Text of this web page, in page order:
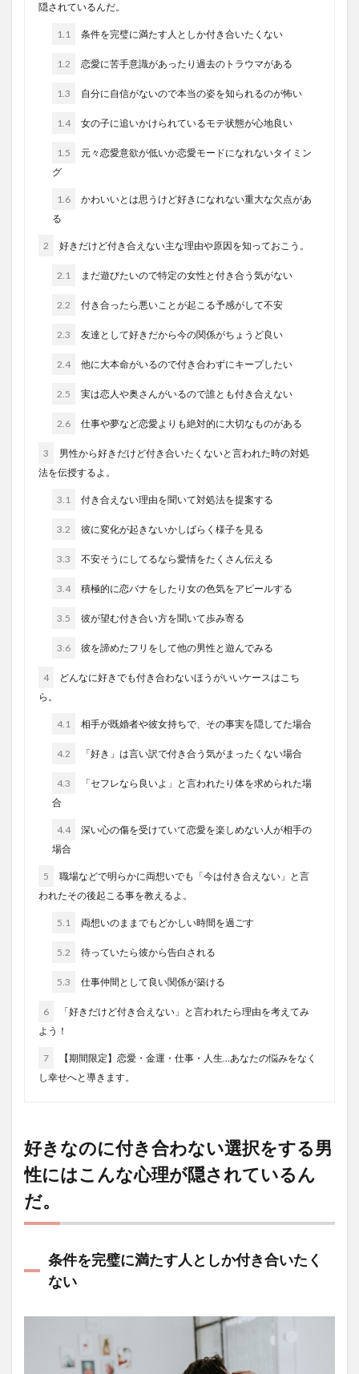
隠されているんだ。
1.1 条件を完璧に満たす人としか付き合いたくない
1.2 恋愛に苦手意識があったり過去のトラウマがある
1.3 自分に自信がないので本当の姿を知られるのが怖い
1.4 女の子に追いかけられているモテ状態が心地良い
1.5
元々恋愛意欲が低いか恋愛モードになれないタイミン
グ
1.6
かわいいとは思うけど好きになれない重大な欠点があ
る
2 好きだけど付き合えない主な理由や原因を知っておこう。
2.1 まだ遊びたいので特定の女性と付き合う気がない
2.2 付き合ったら悪いことが起こる予感がして不安
2.3 友達として好きだから今の関係がちょうど良い
2.4 他に大本命がいるので付き合わずにキープしたい
2.5 実は恋人や奥さんがいるので誰とも付き合えない
2.6 仕事や夢など恋愛よりも絶対的に大切なものがある
3
男性から好きだけど付き合いたくないと言われた時の対処
法を伝授するよ。
3.1 付き合えない理由を聞いて対処法を提案する
3.2 彼に変化が起きないかしばらく様子を見る
3.3 不安そうにしてるなら愛情をたくさん伝える
3.4 積極的に恋バナをしたり女の色気をアピールする
3.5 彼が望む付き合い方を聞いて歩み寄る
3.6 彼を諦めたフリをして他の男性と遊んでみる
4
どんなに好きでも付き合わないほうがいいケースはこち
ら。
4.1 相手が既婚者や彼女持ちで、その事実を隠してた場合
4.2 「好き」は言い訳で付き合う気がまったくない場合
4.3
「セフレなら良いよ」と言われたり体を求められた場
合
4.4
深い心の傷を受けていて恋愛を楽しめない人が相手の
場合
5
職場などで明らかに両想いでも「今は付き合えない」と言
われたその後起こる事を教えるよ。
5.1 両想いのままでもどかしい時間を過ごす
5.2 待っていたら彼から告白される
5.3 仕事仲間として良い関係が築ける
6
「好きだけど付き合えない」と言われたら理由を考えてみ
よう！
7
【期間限定】恋愛・金運・仕事・人生…あなたの悩みをなく
し幸せへと導きます。
好きなのに付き合わない選択をする男
性にはこんな心理が隠されているん
だ。
条件を完璧に満たす人としか付き合いたく
ない